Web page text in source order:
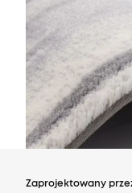
Zaprojektowany